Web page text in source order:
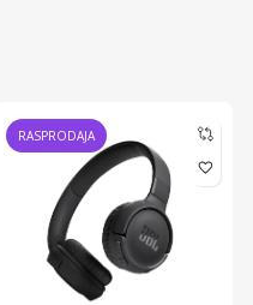
RASPRODAJA